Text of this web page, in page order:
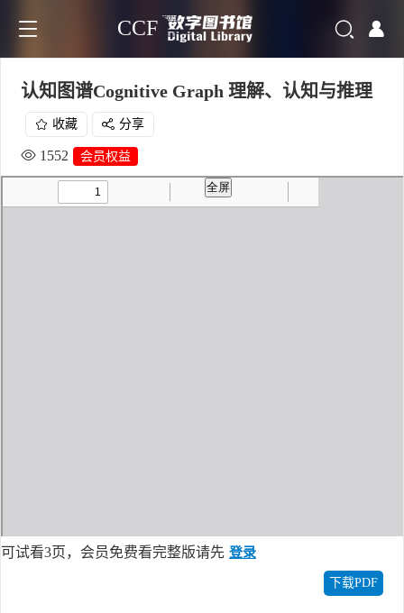
CCF
认知图谱Cognitive Graph 理解、认知与推理
收藏 分享
1552 会员权益
可试看3页，会员免费看完整版请先 登录
下载PDF